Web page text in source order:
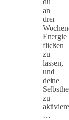
du
an
drei
Energie
fließen
zu
lassen,
und
deine
zu
…